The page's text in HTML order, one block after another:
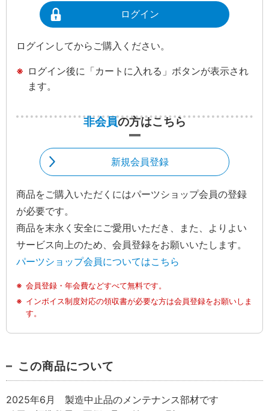
ログイン
ログインしてからご購入ください。
ログイン後に「カートに入れる」ボタンが表示され
ます。
非会員の方はこちら
新規会員登録
商品をご購入いただくにはパーツショップ会員の登録
が必要です。
商品を末永く安全にご愛用いただき、また、よりよい
サービス向上のため、会員登録をお願いいたします。
パーツショップ会員についてはこちら
会員登録・年会費などすべて無料です。
インボイス制度対応の領収書が必要な方は会員登録をお願いしま
す。
この商品について
2025年6月 製造中止品のメンテナンス部材です